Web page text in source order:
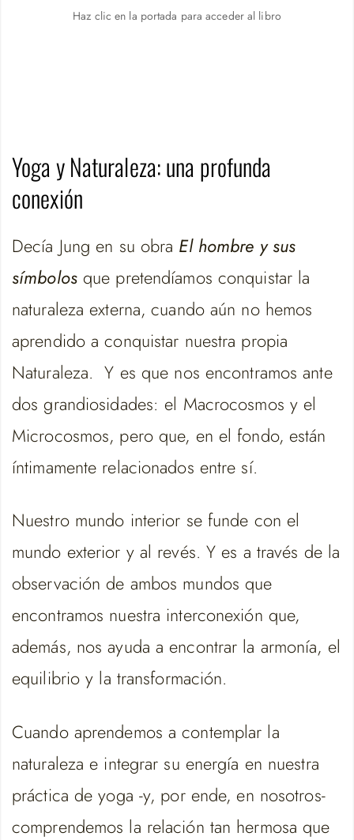
Haz clic en la portada para acceder al libro
Yoga y Naturaleza: una profunda
conexión
Decía Jung en su obra El hombre y sus
símbolos que pretendíamos conquistar la
naturaleza externa, cuando aún no hemos
aprendido a conquistar nuestra propia
Naturaleza. Y es que nos encontramos ante
dos grandiosidades: el Macrocosmos y el
Microcosmos, pero que, en el fondo, están
íntimamente relacionados entre sí.
Nuestro mundo interior se funde con el
mundo exterior y al revés. Y es a través de la
observación de ambos mundos que
encontramos nuestra interconexión que,
además, nos ayuda a encontrar la armonía, el
equilibrio y la transformación.
Cuando aprendemos a contemplar la
naturaleza e integrar su energía en nuestra
práctica de yoga -y, por ende, en nosotros-
comprendemos la relación tan hermosa que